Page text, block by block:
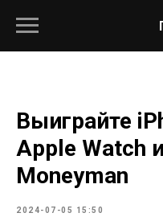
Выиграйте
Apple Watch
Moneyman
2024-07-05 15:50